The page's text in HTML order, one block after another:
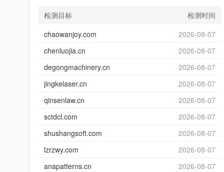
检测目标
检测时间
chaowanjoy.com
2026-08-07
chenluojia.cn
2026-08-07
degongmachinery.cn
2026-08-07
jingkelaser.cn
2026-08-07
qinsenlaw.cn
2026-08-07
sctdcl.com
2026-08-07
shushangsoft.com
2026-08-07
lzrzwy.com
2026-08-07
anapatterns.cn
2026-08-07